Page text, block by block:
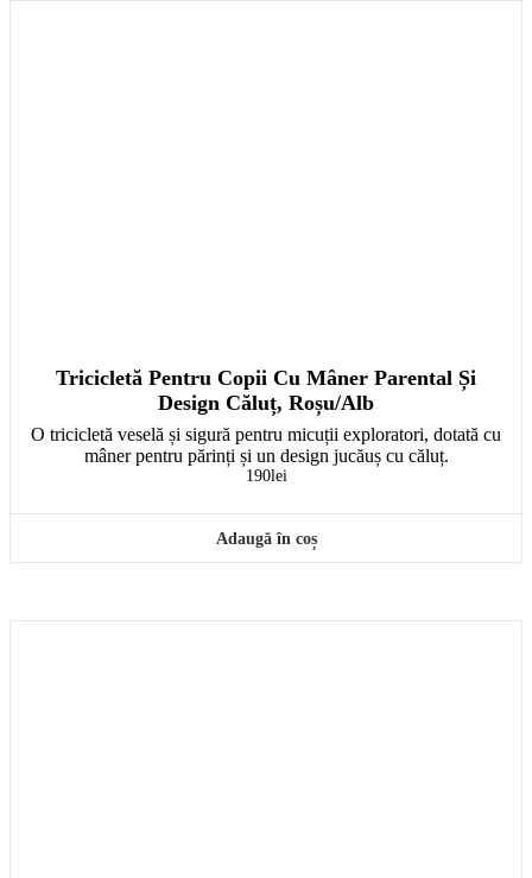
Tricicletă Pentru Copii Cu Mâner Parental Și
Design Căluț, Roșu/Alb
O tricicletă veselă și sigură pentru micuții exploratori, dotată cu
mâner pentru părinți și un design jucăuș cu căluț.
190lei
Adaugă în coș